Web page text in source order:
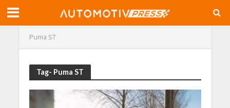
Puma ST
Tag- Puma ST